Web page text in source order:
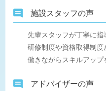
施設スタッフの声
先輩スタッフが丁寧に指
研修制度や資格取得制
働きながらスキルアップ
アドバイザーの声